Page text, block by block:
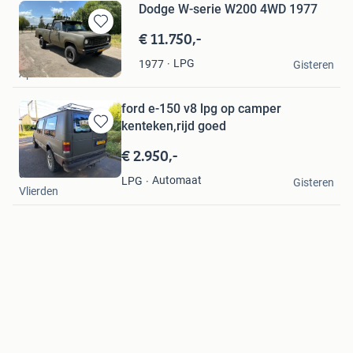
Bewaren
in
Mijn
Favorieten
Dodge W-serie W200 4WD 1977
€ 11.750,-
1977 LPG
h&h
Apeldoorn
Gisteren
Bewaren
in
Mijn
Favorieten
ford e-150 v8 lpg op camper
kenteken,rijd goed
€ 2.950,-
LPG Automaat
dennis
Vlierden
Gisteren